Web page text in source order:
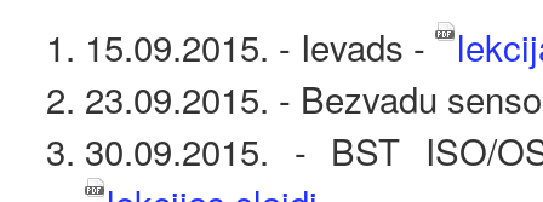
15.09.2015. - Ievads -
23.09.2015. - Bezvadu
30.09.2015. - BST ISO/